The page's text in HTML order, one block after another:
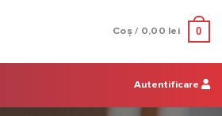
Coș / 0,00 lei 0
Autentificare